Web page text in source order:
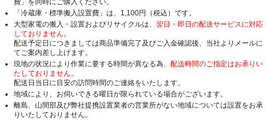
費」を同時にご購入ください。
「冷蔵庫・標準搬入設置費」は、1,100円（税込）です。
大型家電の搬入・設置およびリサイクルは、 翌日・即日の配送サービスに対応
しておりません。
配送予定日につきましては商品準備完了及びご入金確認後、当社よりメールに
てご案内差し上げます。
現地の状況により作業に要する時間が異なる為、 配送時間のご指定はお承りい
たしておりません。
配送日当日に目安の訪問時間のご連絡をいたします。
地域により、お伺いできる曜日が限られている場合がございます。
離島、山間部及び弊社提携設置業者の営業所がない地域については設置をお承
りいたしておりません。